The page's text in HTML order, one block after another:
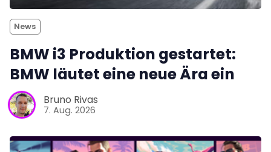
News
BMW i3 Produktion gestartet:
BMW läutet eine neue Ära ein
Bruno Rivas
7. Aug. 2026